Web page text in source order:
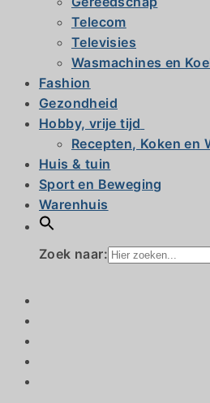
Telecom
Televisies
Wasmachines en
Fashion
Gezondheid
Hobby, vrije tijd
Recepten, Koken en
Huis & tuin
Sport en Beweging
Warenhuis
Zoek naar: